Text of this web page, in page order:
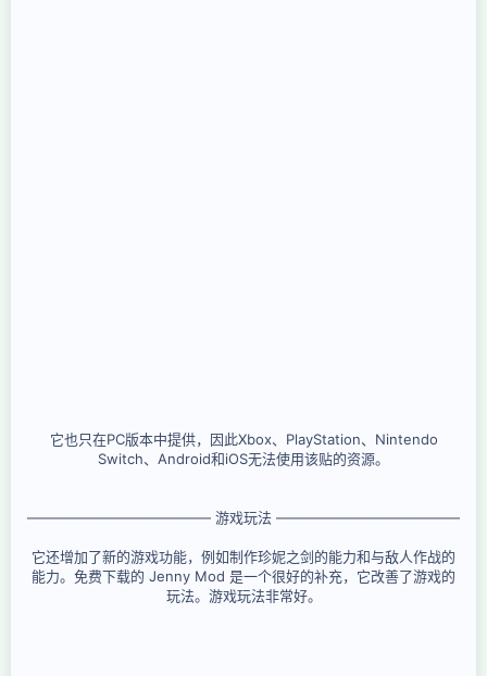
它也只在PC版本中提供，因此Xbox、PlayStation、Nintendo
Switch、Android和iOS无法使用该贴的资源。
————————————— 游戏玩法 —————————————
它还增加了新的游戏功能，例如制作珍妮之剑的能力和与敌人作战的
能力。免费下载的 Jenny Mod 是一个很好的补充，它改善了游戏的
玩法。游戏玩法非常好。